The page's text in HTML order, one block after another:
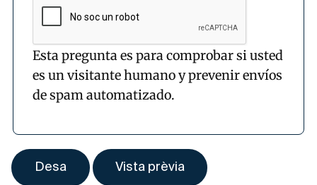
Esta pregunta es para comprobar si usted
es un visitante humano y prevenir envíos
de spam automatizado.